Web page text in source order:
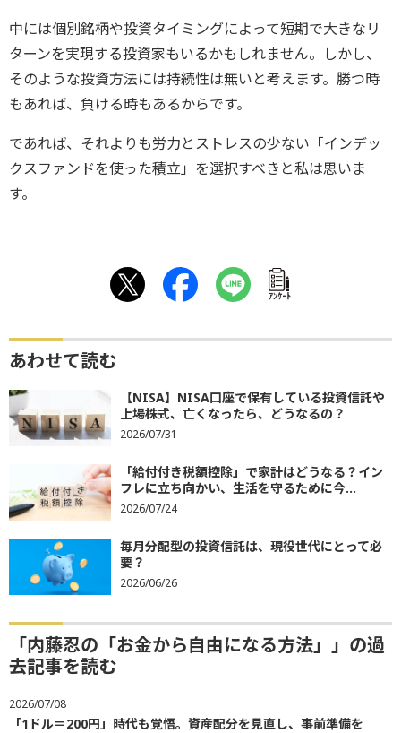
中には個別銘柄や投資タイミングによって短期で大きなリ
ターンを実現する投資家もいるかもしれません。しかし、
そのような投資方法には持続性は無いと考えます。勝つ時
もあれば、負ける時もあるからです。
であれば、それよりも労力とストレスの少ない「インデッ
クスファンドを使った積立」を選択すべきと私は思いま
す。
ｱﾝｹｰﾄ
あわせて読む
【NISA】NISA口座で保有している投資信託や
上場株式、亡くなったら、どうなるの？
2026/07/31
「給付付き税額控除」で家計はどうなる？イン
フレに立ち向かい、生活を守るために今...
2026/07/24
毎月分配型の投資信託は、現役世代にとって必
要？
2026/06/26
「内藤忍の「お金から自由になる方法」」の過
去記事を読む
2026/07/08
「1ドル＝200円」時代も覚悟。資産配分を見直し、事前準備を